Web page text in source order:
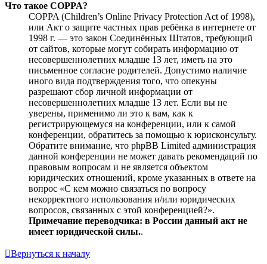
Что такое COPPA?
COPPA (Children’s Online Privacy Protection Act of 1998),
или Акт о защите частных прав ребёнка в интернете от
1998 г. — это закон Соединённых Штатов, требующий
от сайтов, которые могут собирать информацию от
несовершеннолетних младше 13 лет, иметь на это
письменное согласие родителей. Допустимо наличие
иного вида подтверждения того, что опекуны
разрешают сбор личной информации от
несовершеннолетних младше 13 лет. Если вы не
уверены, применимо ли это к вам, как к
регистрирующемуся на конференции, или к самой
конференции, обратитесь за помощью к юрисконсульту.
Обратите внимание, что phpBB Limited администрация
данной конференции не может давать рекомендаций по
правовым вопросам и не является объектом
юридических отношений, кроме указанных в ответе на
вопрос «С кем можно связаться по вопросу
некорректного использования и/или юридических
вопросов, связанных с этой конференцией?».
Примечание переводчика: в России данный акт не
имеет юридической силы..
Вернуться к началу